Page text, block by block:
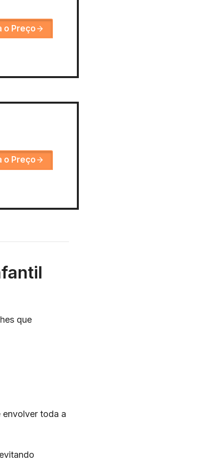
o Preço
o Preço
que
toda a